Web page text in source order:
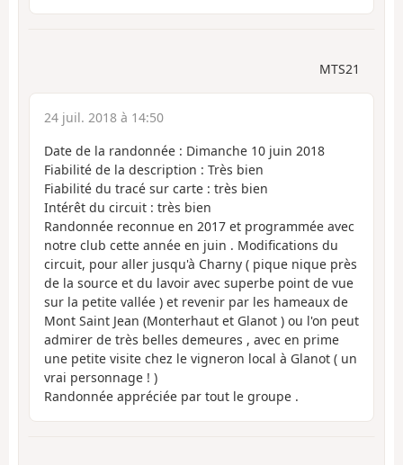
MTS21
24 juil. 2018 à 14:50
Date de la randonnée : Dimanche 10 juin 2018
Fiabilité de la description : Très bien
Fiabilité du tracé sur carte : très bien
Intérêt du circuit : très bien
Randonnée reconnue en 2017 et programmée avec
notre club cette année en juin . Modifications du
circuit, pour aller jusqu'à Charny ( pique nique près
de la source et du lavoir avec superbe point de vue
sur la petite vallée ) et revenir par les hameaux de
Mont Saint Jean (Monterhaut et Glanot ) ou l'on peut
admirer de très belles demeures , avec en prime
une petite visite chez le vigneron local à Glanot ( un
vrai personnage ! )
Randonnée appréciée par tout le groupe .